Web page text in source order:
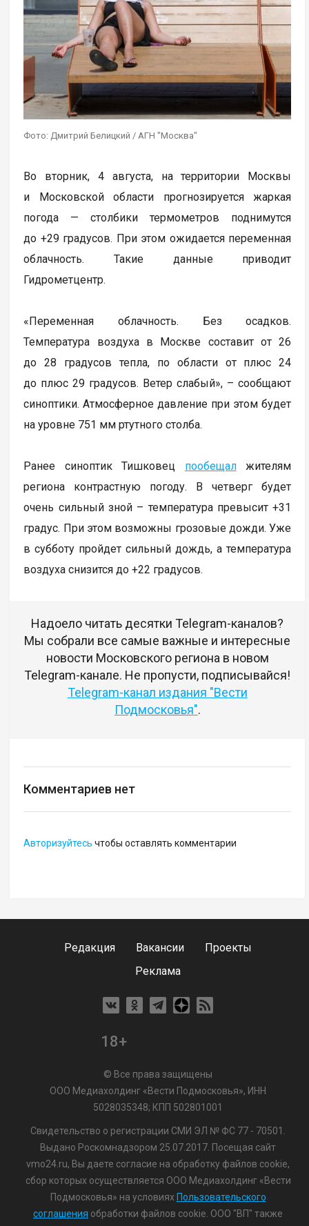
Фото: Дмитрий Белицкий / АГН "Москва"
Во вторник, 4 августа, на территории Москвы
и Московской области прогнозируется жаркая
погода — столбики термометров поднимутся
до +29 градусов. При этом ожидается переменная
облачность. Такие данные приводит
Гидрометцентр.
«Переменная облачность. Без осадков.
Температура воздуха в Москве составит от 26
до 28 градусов тепла, по области от плюс 24
до плюс 29 градусов. Ветер слабый», – сообщают
синоптики. Атмосферное давление при этом будет
на уровне 751 мм ртутного столба.
Ранее синоптик Тишковец пообещалжителям
региона контрастную погоду. В четверг будет
очень сильный зной – температура превысит +31
градус. При этом возможны грозовые дожди. Уже
в субботу пройдет сильный дождь, а температура
воздуха снизится до +22 градусов.
Надоело читать десятки Telegram-каналов?
Мы собрали все самые важные и интересные
новости Московского региона в новом
Telegram-канале. Не пропусти, подписывайся!
Telegram-канал издания "Вести
Подмосковья".
Комментариев нет
Авторизуйтесь чтобы оставлять комментарии
Редакция Вакансии
Проекты
Реклама
18+
© Все права защищены
ООО Медиахолдинг «Вести Подмосковья», ИНН
5028035348; КПП 502801001
Свидетельство о регистрации СМИ ЭЛ № ФС 77 - 70501.
Выдано Роскомнадзором 25.07.2017. Посещая сайт
vmo24.ru, Вы даете согласие на обработку файлов cookie,
сбор которых осуществляется ООО Медиахолдинг «Вести
Подмосковья» на условиях Пользовательского
соглашения обработки файлов cookie. ООО "ВП" также